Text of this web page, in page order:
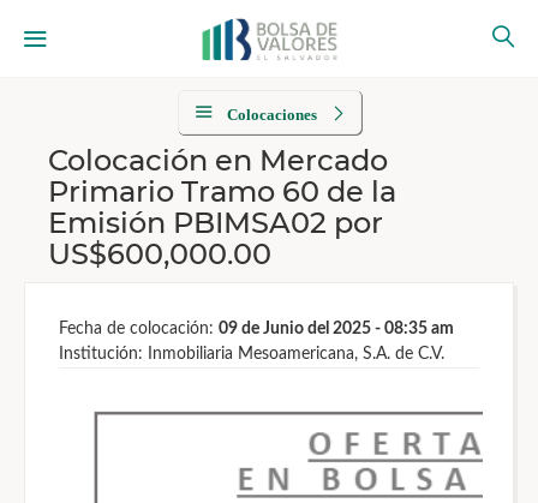
Colocaciones
Colocación en Mercado
Primario Tramo 60 de la
Emisión PBIMSA02 por
US$600,000.00
Fecha de colocación: 09 de Junio del 2025 - 08:35 am
Institución: Inmobiliaria Mesoamericana, S.A. de C.V.